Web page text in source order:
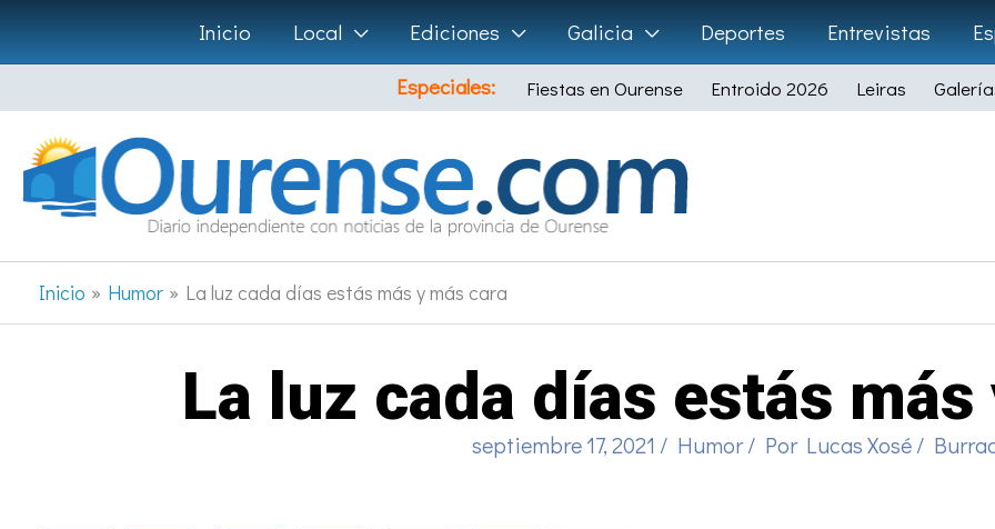
Ir
al
contenido
Inicio Local Ediciones Galicia Deportes Entrevistas
Especiales:
Fiestas en Ourense Entroido 2026 Leiras
Inicio Humor La luz cada días estás más y más cara
La luz cada días estás
septiembre 17, 2021 / Humor/ Por Lucas Xosé/